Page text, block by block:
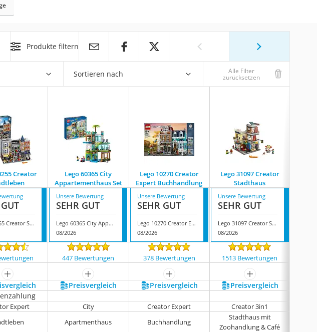
Produkte filtern
Sortieren nach Alle Filter
zurücksetzen
Creator
Lego 60365 City
Appartementhaus Set
Lego 10270 Creator
Expert Buchhandlung
Lego 31097 Creator
Stadthaus
Lego 10255 Creator Stadtleben
Unsere Bewertung
SEHR GUT
Lego 60365 City Appartementhaus Set
08/2026
Unsere Bewertung
SEHR GUT
Lego 10270 Creator Expert Buchhandlung
08/2026
Unsere Bewertung
SEHR GUT
Lego 31097 Creator Stadthaus
08/2026
447 Bewertungen 378 Bewertungen 1513 Bewertungen
mehr anzeigen mehr anzeigen mehr anzeigen
mehr anzeigen
Preis­vergleich Preis­vergleich Preis­vergleich
Expert City Creator Expert Creator 3in1
Apartmenthaus Buchhandlung
Stadthaus mit
Zoohandlung & Café